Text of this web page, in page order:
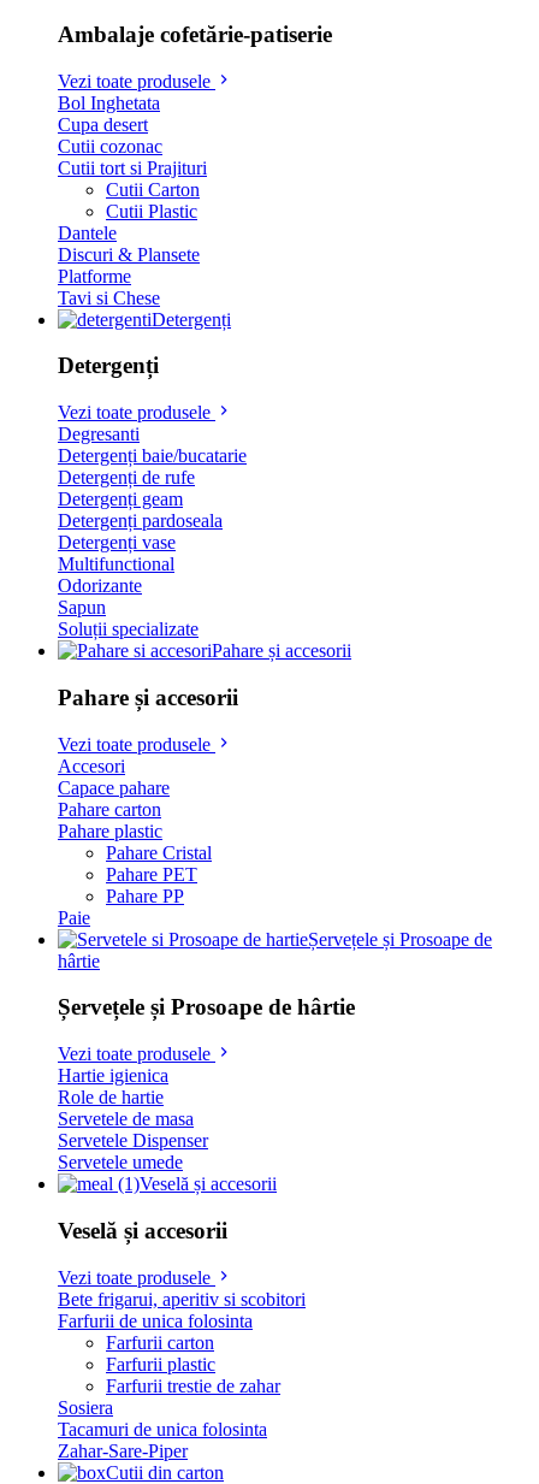
Ambalaje cofetărie-patiserie
Vezi toate produsele
Bol Inghetata
Cupa desert
Cutii cozonac
Cutii tort si Prajituri
Cutii Carton
Cutii Plastic
Dantele
Discuri & Plansete
Platforme
Tavi si Chese
Detergenți
Detergenți
Vezi toate produsele
Degresanti
Detergenți baie/bucatarie
Detergenți de rufe
Detergenți geam
Detergenți pardoseala
Detergenți vase
Multifunctional
Odorizante
Sapun
Soluții specializate
Pahare și accesorii
Pahare și accesorii
Vezi toate produsele
Accesori
Capace pahare
Pahare carton
Pahare plastic
Pahare Cristal
Pahare PET
Pahare PP
Paie
Șervețele și Prosoape de
hârtie
Șervețele și Prosoape de hârtie
Vezi toate produsele
Hartie igienica
Role de hartie
Servetele de masa
Servetele Dispenser
Servetele umede
Veselă și accesorii
Veselă și accesorii
Vezi toate produsele
Bete frigarui, aperitiv si scobitori
Farfurii de unica folosinta
Farfurii carton
Farfurii plastic
Farfurii trestie de zahar
Sosiera
Tacamuri de unica folosinta
Zahar-Sare-Piper
Cutii din carton